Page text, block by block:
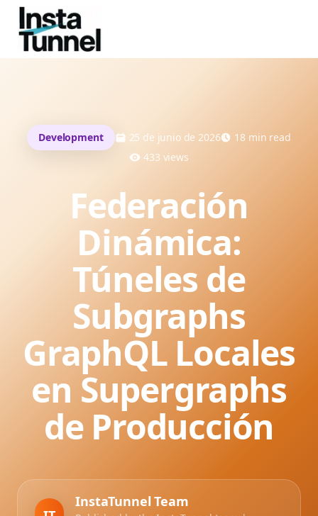
Development 25 de junio de 2026 18 min read
433 views
Federación
Dinámica:
Túneles de
Subgraphs
GraphQL Locales
en Supergraphs
de Producción
InstaTunnel Team